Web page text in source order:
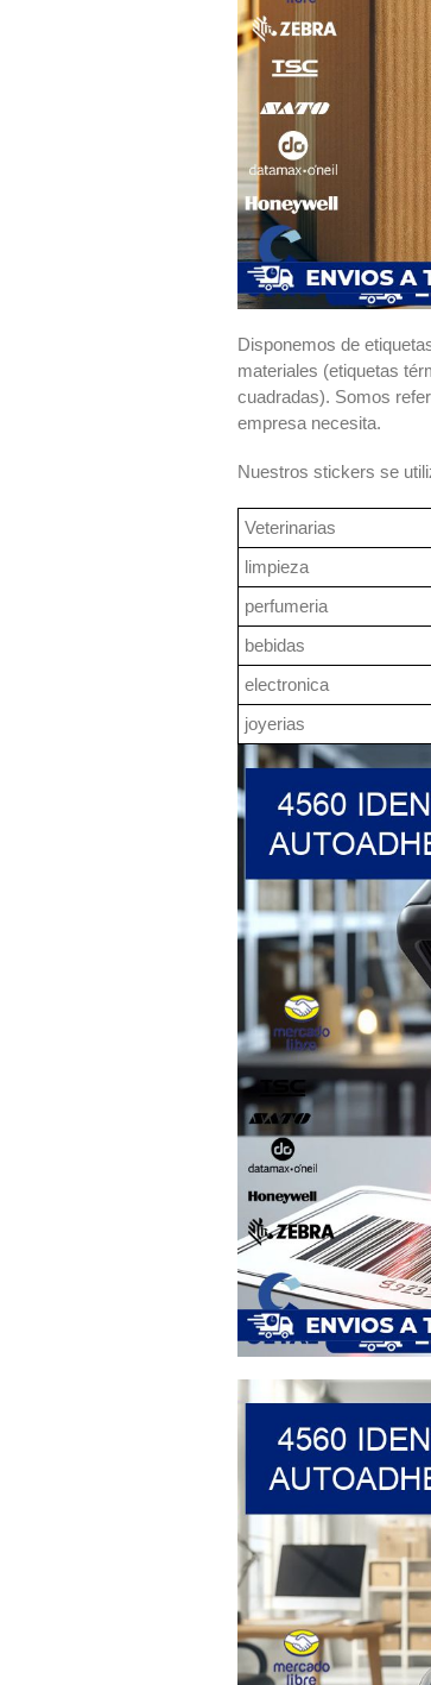
Disponemos de
materiales (etiquetas
cuadradas). Somos
empresa necesita.
Nuestros stickers se
Veterinarias
limpieza
perfumeria
bebidas
electronica
joyerias